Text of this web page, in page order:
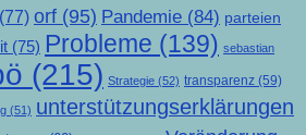
(77) orf (95) Pandemie (84) parteien
(75) Probleme (139) sebastian
(215) Strategie (52) transparenz (59)
(51) unterstützungserklärungen